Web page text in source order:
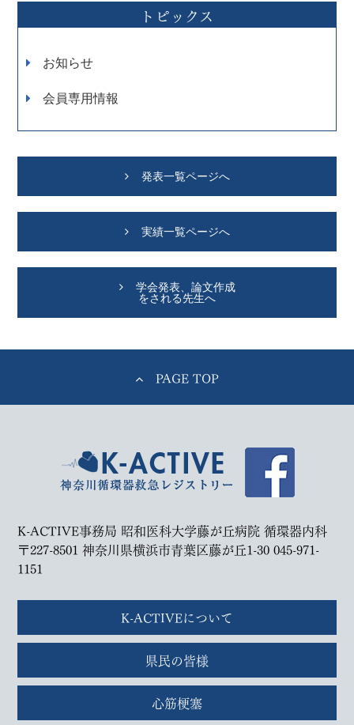
トピックス
お知らせ
会員専用情報
発表一覧ページへ
実績一覧ページへ
学会発表、論文作成
をされる先生へ
PAGE TOP
K-ACTIVE事務局 昭和医科大学藤が丘病院 循環器内科
〒227-8501 神奈川県横浜市青葉区藤が丘1-30045-971-
1151
K-ACTIVEについて
県民の皆様
心筋梗塞